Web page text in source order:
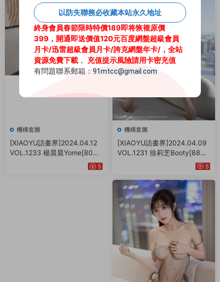
機構套圖
[XIAOYU語畫界]2024.04.12
VOL.1233 楊晨晨Yome[80+1
5
機構套圖
[XIAOYU語畫界]2024.04.09
VOL.1231 徐莉芝Booty[88+1
5
以防失聯務必收藏本站永久地址
終身會員春節限時特價189即将恢複原價
399，開通即送價值120元百度網盤超級會員
月卡/迅雷超級會員月卡/誇克網盤年卡/ ，全站
資源免費下載 ， 充值提示風險請用卡密充值
有問題聯系郵箱： 91mtcc@gmail.com